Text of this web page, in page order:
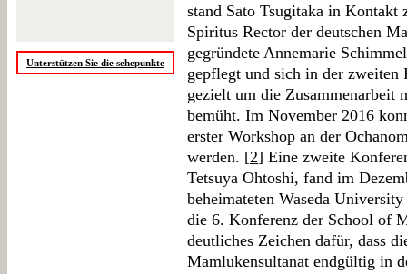
Unterstützen Sie die sehepunkte
stand Sato Tsugitaka in
Spiritus Rector der deutschen
gegründete Annemarie
gepflegt und sich in der zweiten
gezielt um die Zusammenarbeit
bemüht. Im November 2016
erster Workshop an der
werden. [2] Eine zweite
Tetsuya Ohtoshi, fand im
beheimateten Waseda
die 6. Konferenz der School of
deutliches Zeichen dafür, dass
Mamlukensultanat endgültig in